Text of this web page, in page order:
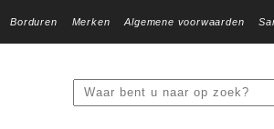
Borduren Merken Algemene voorwaarden